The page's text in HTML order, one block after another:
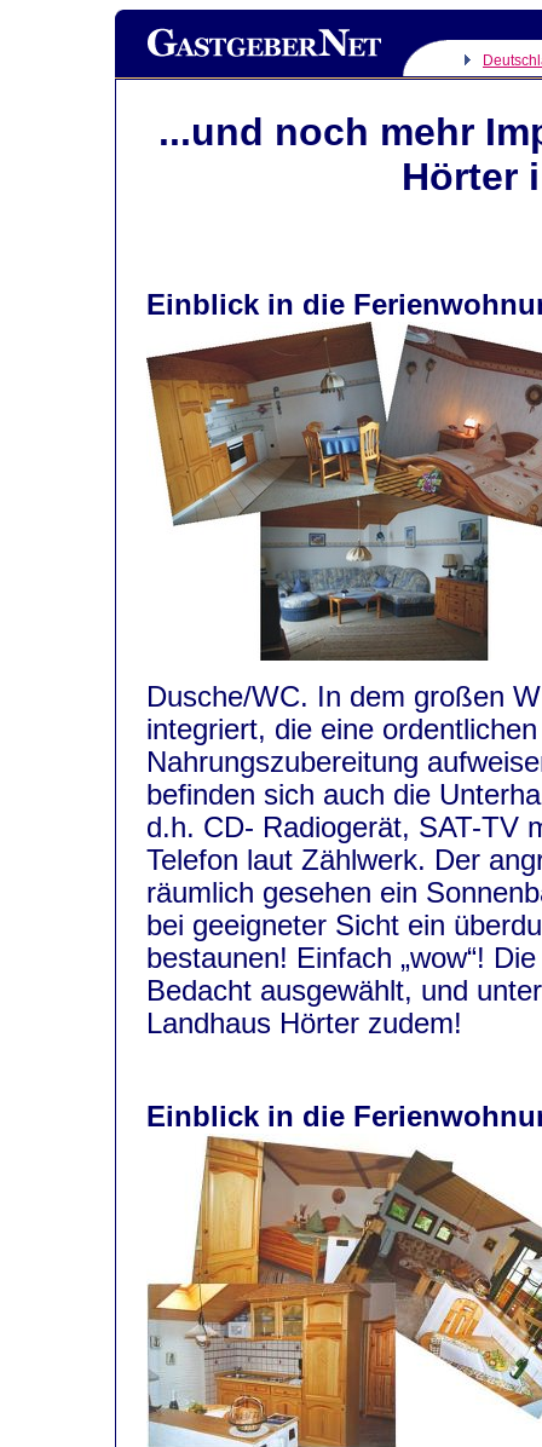
...und noch mehr
Hörter
Einblick in die
Dusche/WC. In dem großen
integriert, die eine
Nahrungszubereitung
befinden sich auch die
d.h. CD- Radiogerät, SAT-TV
Telefon laut Zählwerk. Der
räumlich gesehen ein
bei geeigneter Sicht ein
bestaunen! Einfach „wow“!
Bedacht ausgewählt, und
Landhaus Hörter zudem!
Einblick in die